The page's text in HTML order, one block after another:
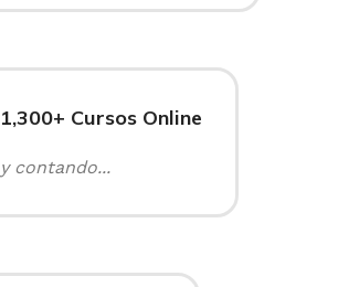
1,300+ Cursos Online
y contando...